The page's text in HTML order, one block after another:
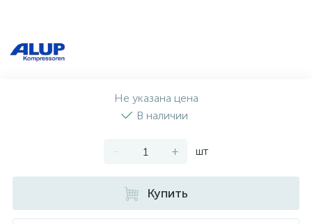
Не указана цена
В наличии
- + шт
Купить